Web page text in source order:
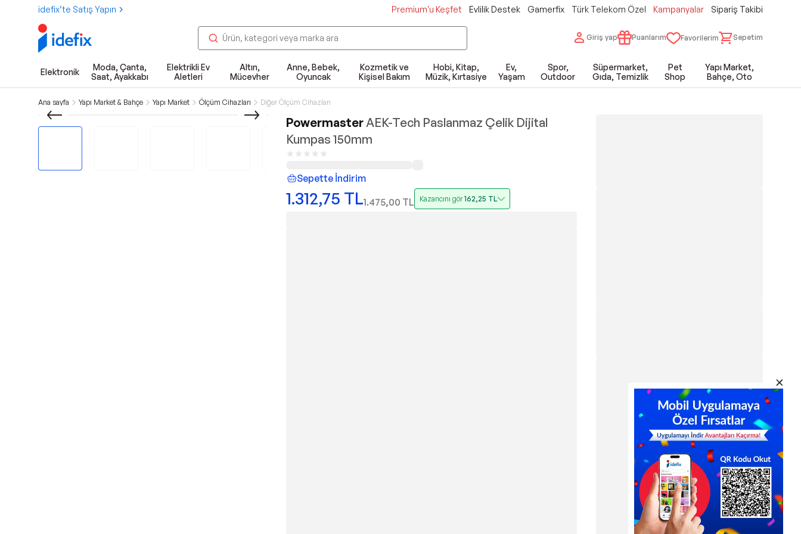
idefix’te Satış Yapın Premium'u Keşfet Evlilik Destek Gamerfix Türk Telekom Özel Kampanyalar Sipariş Takibi
Giriş yap Puanlarım Favorilerim Sepetim
Elektronik
Moda, Çanta,
Saat, Ayakkabı
Elektrikli Ev
Aletleri
Altın,
Mücevher
Anne, Bebek,
Oyuncak
Kozmetik ve
Kişisel Bakım
Hobi, Kitap,
Müzik, Kırtasiye
Ev,
Yaşam
Spor,
Outdoor
Süpermarket,
Gıda, Temizlik
Pet
Shop
Yapı Market,
Bahçe, Oto
Ana sayfa Yapı Market & Bahçe Yapı Market Ölçüm Cihazları Diğer Ölçüm Cihazları
PowermasterAEK-Tech Paslanmaz Çelik Dijital
Kumpas 150mm
Sepette İndirim
1.312,75 TL1.475,00 TL Kazancını gör162,25 TL